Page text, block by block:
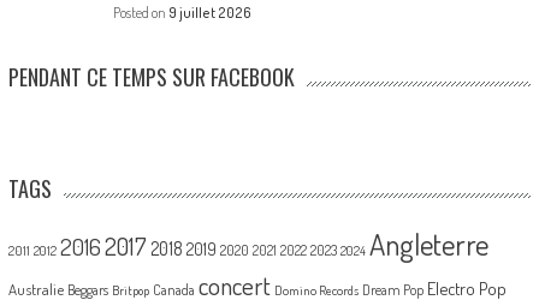
Posted on 9 juillet 2026
PENDANT CE TEMPS SUR FACEBOOK
TAGS
2011 2012 20162017 2018 2019 2020 2021 2022 2023 2024 Angleterre
Australie Beggars Britpop Canada concert Domino Records Dream Pop Electro Pop